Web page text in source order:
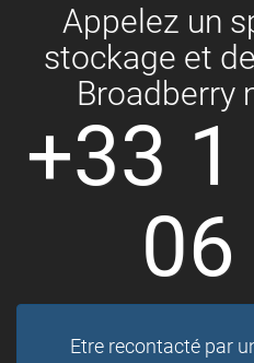
Appelez un
stockage et
Broadberry
+33 1
Etre recontacté par